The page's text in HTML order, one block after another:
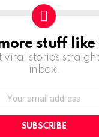
stuff like
viral stories
inbox!